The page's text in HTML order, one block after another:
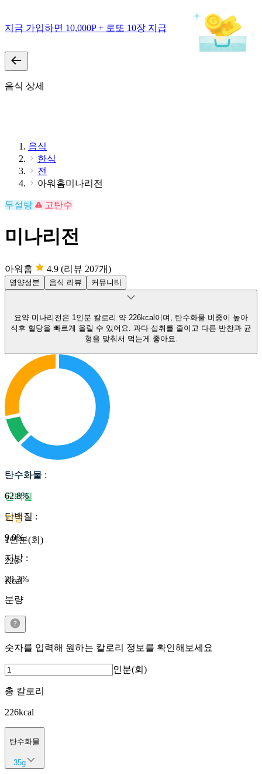
지금 가입하면 10,000P + 로또 10장 지급
음식 상세
음식
한식
전
아워홈미나리전
무설탕 고탄수
미나리전
아워홈 4.9 (리뷰 207개)
영양성분 음식 리뷰 커뮤니티
요약 미나리전은 1인분 칼로리 약 226kcal이며, 탄수화물 비중이 높아
식후 혈당을 빠르게 올릴 수 있어요. 과다 섭취를 줄이고 다른 반찬과 균
형을 맞춰서 먹는게 좋아요.
탄수화물
단백질
지방
1인분(회)
226
Kcal
탄수화물 :
62.8%
단백질 :
9.0%
지방 :
28.3%
분량
숫자를 입력해 원하는 칼로리 정보를 확인해보세요
인분(회)
총 칼로리
226kcal
탄수화물
35g